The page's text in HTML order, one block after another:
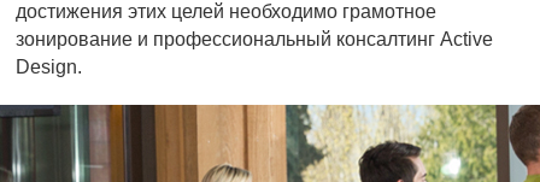
достижения этих целей необходимо грамотное
зонирование и профессиональный консалтинг Active
Design.